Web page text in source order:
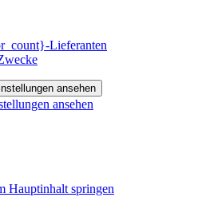
Lieferanten
ansehen
ansehen
Hauptinhalt springen